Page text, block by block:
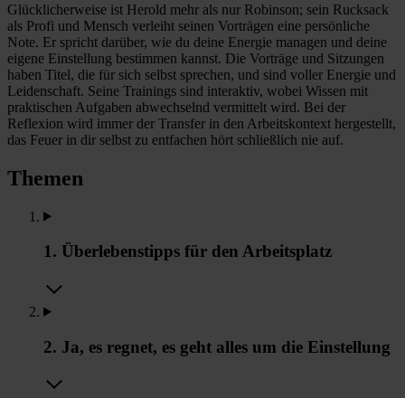
Glücklicherweise ist Herold mehr als nur Robinson; sein Rucksack
als Profi und Mensch verleiht seinen Vorträgen eine persönliche
Note. Er spricht darüber, wie du deine Energie managen und deine
eigene Einstellung bestimmen kannst. Die Vorträge und Sitzungen
haben Titel, die für sich selbst sprechen, und sind voller Energie und
Leidenschaft. Seine Trainings sind interaktiv, wobei Wissen mit
praktischen Aufgaben abwechselnd vermittelt wird. Bei der
Reflexion wird immer der Transfer in den Arbeitskontext hergestellt,
das Feuer in dir selbst zu entfachen hört schließlich nie auf.
Themen
1. Überlebenstipps für den Arbeitsplatz
2. Ja, es regnet, es geht alles um die Einstellung